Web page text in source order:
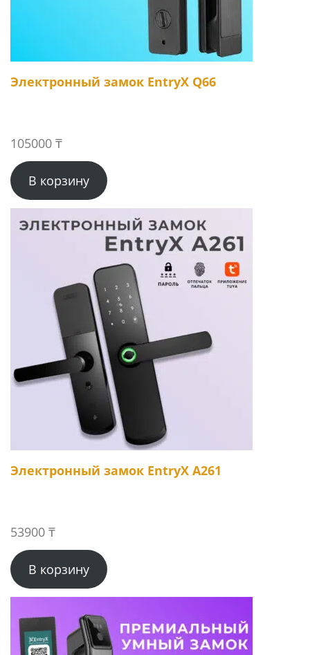
Электронный замок EntryX Q66
105000 ₸
В корзину
Электронный замок EntryX A261
53900 ₸
В корзину